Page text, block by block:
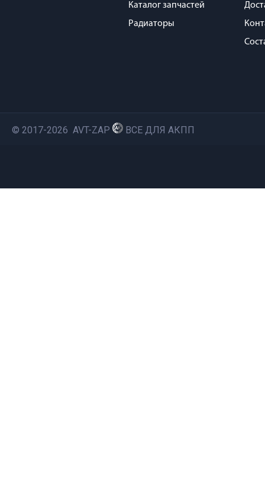
Каталог запчастей
Радиаторы
© 2017-2026 AVT-ZAP ВСЕ ДЛЯ АКПП